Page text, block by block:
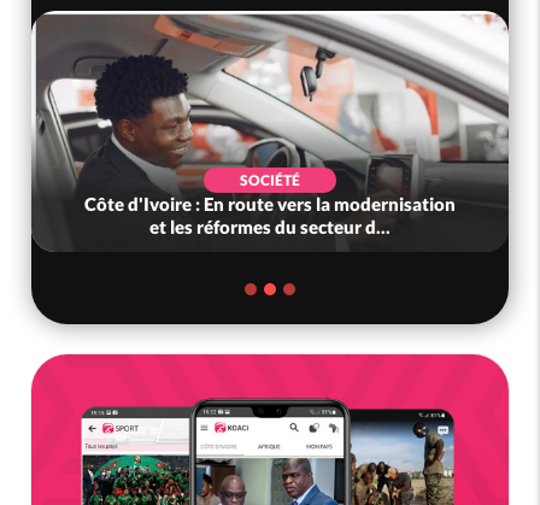
SOCIÉTÉ
Côte d'Ivoire : En route vers la modernisation
et les réformes du secteur d...